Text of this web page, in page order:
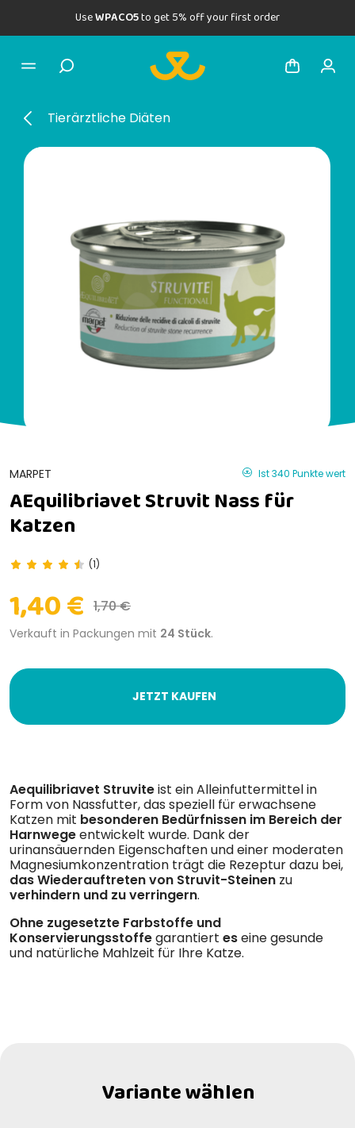
UseWPACO5to get 5% off your first order
Tierärztliche Diäten
MARPET Ist 340 Punkte wert
AEquilibriavet Struvit Nass für
Katzen
(1)
1,40 € 1,70 €
Verkauft in Packungen mit 24 Stück.
JETZT KAUFEN
Aequilibriavet Struviteist ein Alleinfuttermittel in
Form von Nassfutter, das speziell für erwachsene
Katzen mit besonderen Bedürfnissen im Bereich der
Harnwegeentwickelt wurde. Dank der
urinansäuernden Eigenschaften und einer moderaten
Magnesiumkonzentration trägt die Rezeptur dazu bei,
das Wiederauftreten von Struvit-Steinen zu
verhindern und zu verringern.
Ohne zugesetzte Farbstoffe und
Konservierungsstoffegarantiert eseine gesunde
und natürliche Mahlzeit für Ihre Katze.
Variante wählen